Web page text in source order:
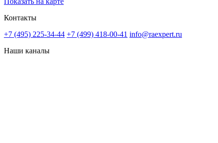
Контакты
+7 (495) 225-34-44 +7 (499) 418-00-41 info@raexpert.ru
Наши каналы